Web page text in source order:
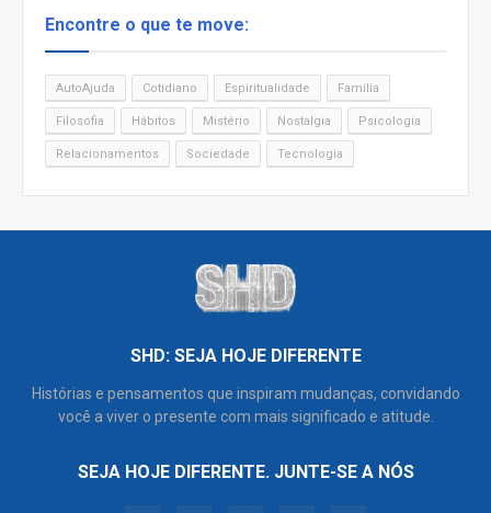
Encontre o que te move:
AutoAjuda Cotidiano Espiritualidade Família
Filosofia Hábitos Mistério Nostalgia Psicologia
Relacionamentos Sociedade Tecnologia
SHD: SEJA HOJE DIFERENTE
Histórias e pensamentos que inspiram mudanças, convidando
você a viver o presente com mais significado e atitude.
SEJA HOJE DIFERENTE. JUNTE-SE A NÓS